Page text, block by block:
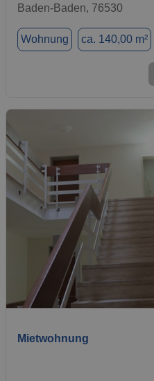
Baden-Baden, 76530
Wohnung ca. 140,00 m²
Mietwohnung